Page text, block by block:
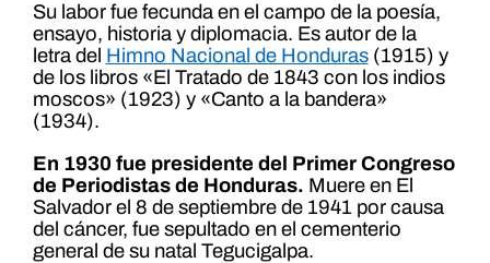
Su labor fue fecunda en el campo de la poesía,
ensayo, historia y diplomacia. Es autor de la
letra del Himno Nacional de Honduras(1915) y
de los libros «El Tratado de 1843 con los indios
moscos» (1923) y «Canto a la bandera»
(1934).
En 1930 fue presidente del Primer Congreso
de Periodistas de Honduras. Muere en El
Salvador el 8 de septiembre de 1941 por causa
del cáncer, fue sepultado en el cementerio
general de su natal Tegucigalpa.